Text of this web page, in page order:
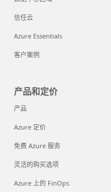
信任云
Azure Essentials
客户案例
产品和定价
产品
Azure 定价
免费 Azure 服务
灵活的购买选项
Azure 上的 FinOps